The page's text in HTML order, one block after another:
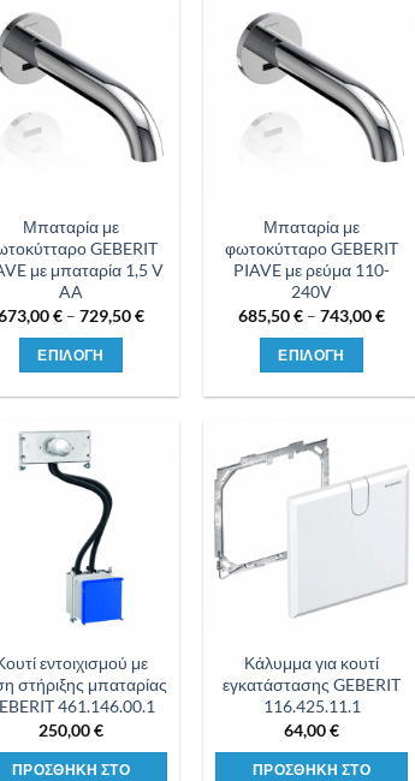
στη λίστα
επιθυμιών
Μπαταρία με
GEBERIT
με μπαταρία 1,5 V
AA
€ – 729,50€Price
ΕΠΙΛΟΓΗ
προϊόν
έχει
πολλαπλές
παραλλαγές.
Οι
επιλογές
επιλεγούν
στη
σελίδα
του
προϊόντος
στη λίστα
επιθυμιών
Μπαταρία με
φωτοκύτταρο GEBERIT
PIAVE με ρεύμα 110-
240V
685,50€ – 743,00€Price
ΕΠΙΛΟΓΗ
προϊόν
έχει
πολλαπλές
μπορούν
επιλεγούν
στη
σελίδα
προϊόντος
Προσθήκη
στη λίστα
επιθυμιών
εντοιχισμού με
στήριξης μπαταρίας
461.146.00.1
250,00€
ΠΡΟΣΘΗΚΗ ΣΤΟ
Προσθήκη
στη λίστα
επιθυμιών
Κάλυμμα για κουτί
εγκατάστασης GEBERIT
116.425.11.1
64,00€
ΠΡΟΣΘΗΚΗ ΣΤΟ